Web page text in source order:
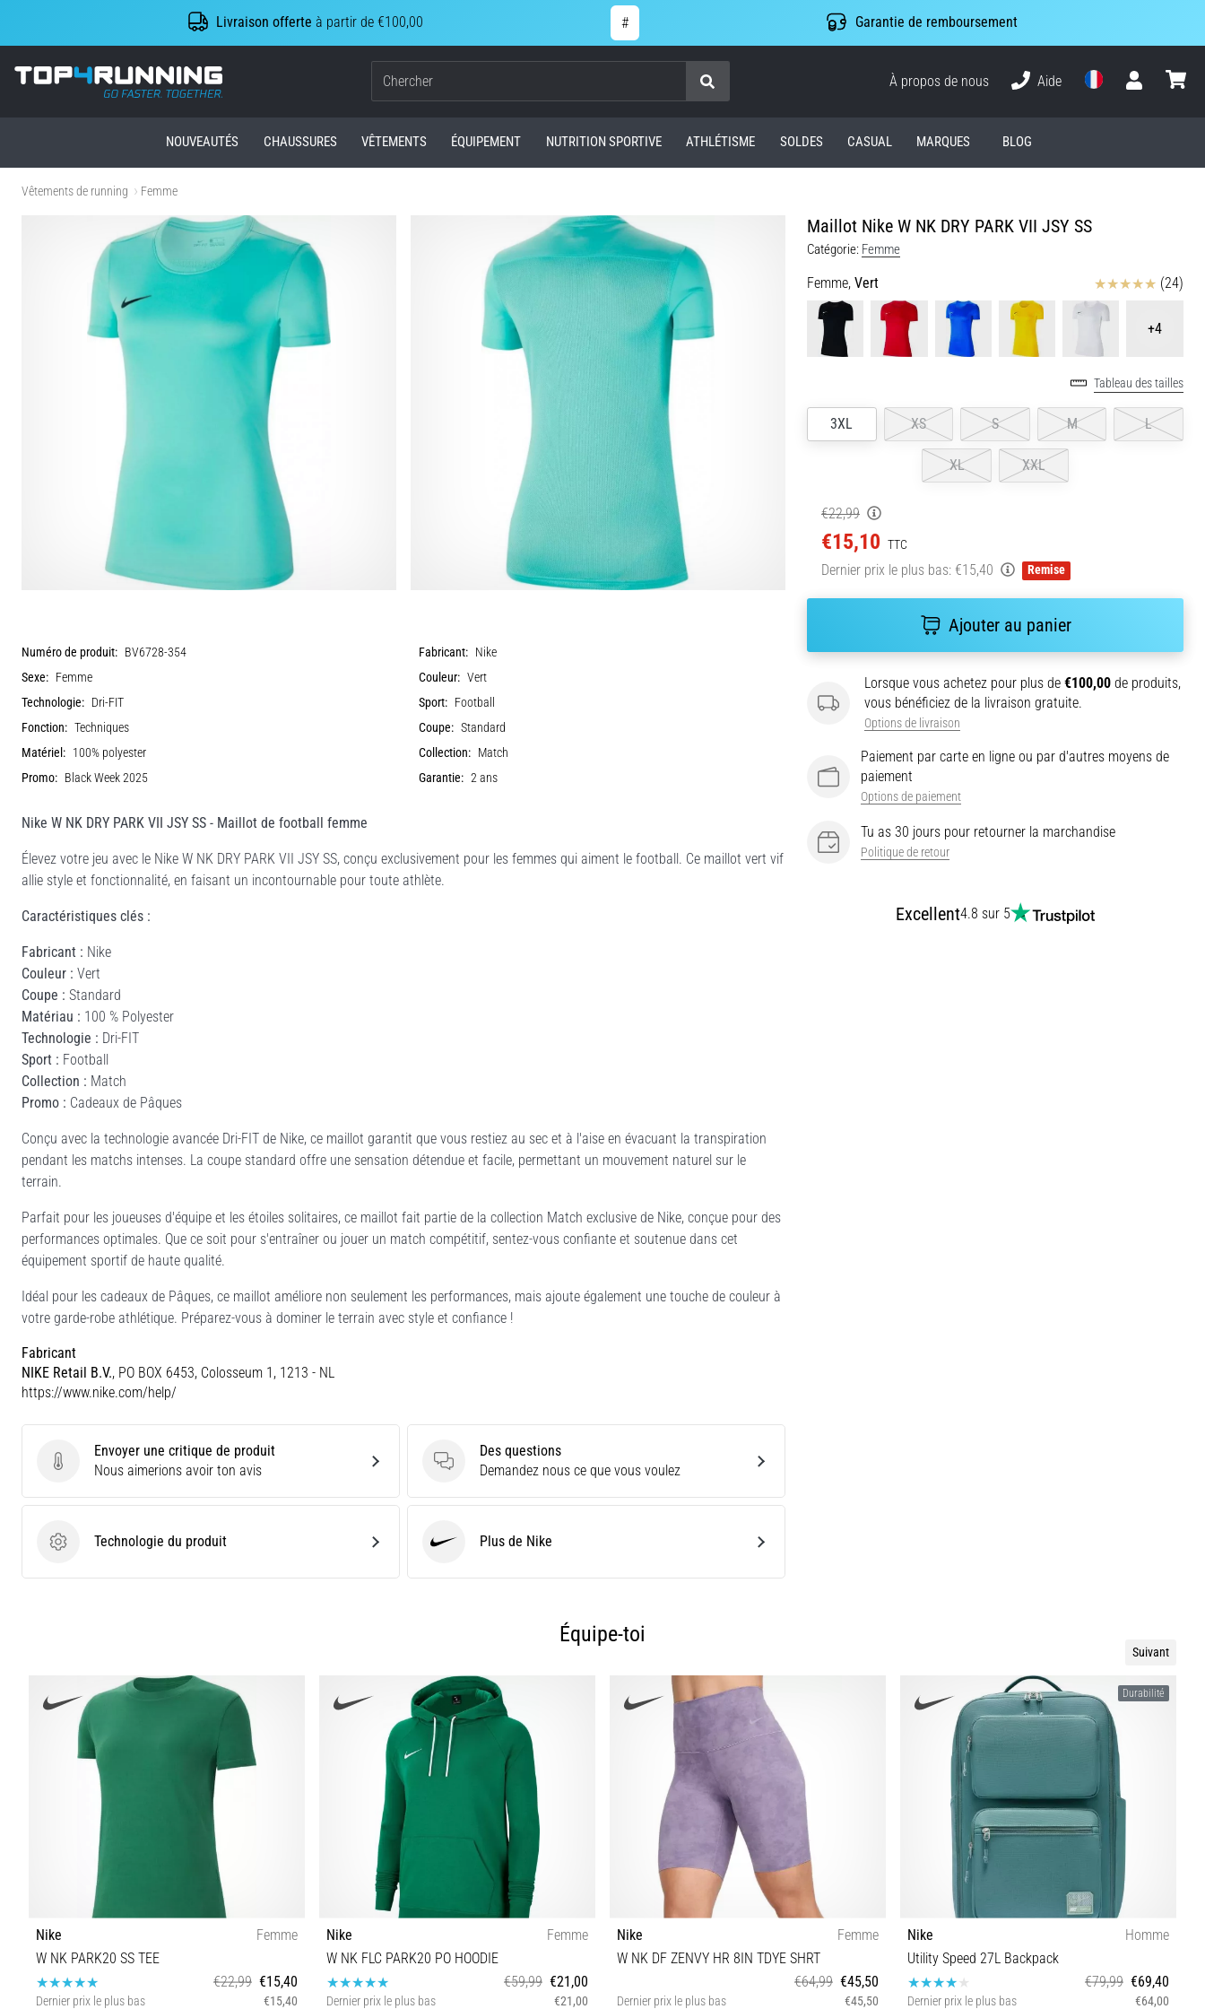
Livraison offerte à partir de €100,00 # Garantie de remboursement
Top4Running.be
Chercher
À propos de nous
Aide
NOUVEAUTÉS CHAUSSURES VÊTEMENTS ÉQUIPEMENT NUTRITION SPORTIVE ATHLÉTISME SOLDES CASUAL MARQUES BLOG
Vêtements de running Femme
Maillot Nike W NK DRY PARK VII JSY SS
Catégorie: Femme
Femme, Vert Avis (24)
+4
Tableau des tailles
3XL XS S M L
XL XXL
€22,99
€15,10 TTC
Dernier prix le plus bas: €15,40 Remise
Ajouter au panier
Lorsque vous achetez pour plus de €100,00 de produits,
vous bénéficiez de la livraison gratuite.
Options de livraison
Paiement par carte en ligne ou par d'autres moyens de
paiement
Options de paiement
Tu as 30 jours pour retourner la marchandise
Politique de retour
Excellent4.8 sur 5
Numéro de produit: BV6728-354 Fabricant: Nike
Sexe: Femme Couleur: Vert
Technologie: Dri-FIT Sport: Football
Fonction: Techniques Coupe: Standard
Matériel: 100% polyester Collection: Match
Promo: Black Week 2025 Garantie: 2 ans
Nike W NK DRY PARK VII JSY SS - Maillot de football femme
Élevez votre jeu avec le Nike W NK DRY PARK VII JSY SS, conçu exclusivement pour les femmes qui aiment le football. Ce maillot vert vif
allie style et fonctionnalité, en faisant un incontournable pour toute athlète.
Caractéristiques clés :
Fabricant : Nike
Couleur : Vert
Coupe : Standard
Matériau : 100 % Polyester
Technologie : Dri-FIT
Sport : Football
Collection : Match
Promo : Cadeaux de Pâques
Conçu avec la technologie avancée Dri-FIT de Nike, ce maillot garantit que vous restiez au sec et à l'aise en évacuant la transpiration
pendant les matchs intenses. La coupe standard offre une sensation détendue et facile, permettant un mouvement naturel sur le
terrain.
Parfait pour les joueuses d'équipe et les étoiles solitaires, ce maillot fait partie de la collection Match exclusive de Nike, conçue pour des
performances optimales. Que ce soit pour s'entraîner ou jouer un match compétitif, sentez-vous confiante et soutenue dans cet
équipement sportif de haute qualité.
Idéal pour les cadeaux de Pâques, ce maillot améliore non seulement les performances, mais ajoute également une touche de couleur à
votre garde-robe athlétique. Préparez-vous à dominer le terrain avec style et confiance !
Fabricant
NIKE Retail B.V., PO BOX 6453, Colosseum 1, 1213 - NL
https://www.nike.com/help/
Envoyer une critique de produit
Envoyer une critique de produit
Nous aimerions avoir ton avis
Des questions
Des questions
Demandez nous ce que vous voulez
Technologie du produit
Technologie du produit Plus de Nike
Équipe-toi
Nike
Femme
W NK PARK20 SS TEE
€22,99 €15,40
Dernier prix le plus bas €15,40
Nike
Femme
W NK FLC PARK20 PO HOODIE
€59,99 €21,00
Dernier prix le plus bas €21,00
Nike
Femme
W NK DF ZENVY HR 8IN TDYE SHRT
€64,99 €45,50
Dernier prix le plus bas €45,50
Durabilité
Nike
Homme
Utility Speed 27L Backpack
€79,99 €69,40
Dernier prix le plus bas €64,00
Suivant